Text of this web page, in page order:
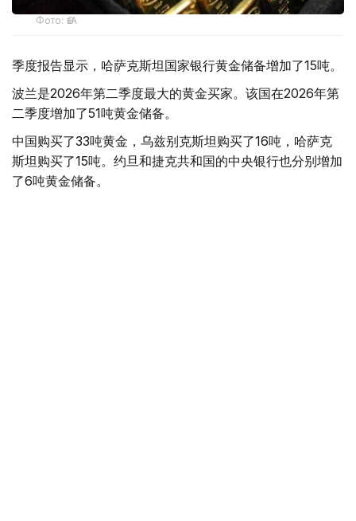
Фото: ӨзА
季度报告显示，哈萨克斯坦国家银行黄金储备增加了15吨。
波兰是2026年第二季度最大的黄金买家。该国在2026年第
二季度增加了51吨黄金储备。
中国购买了33吨黄金，乌兹别克斯坦购买了16吨，哈萨克
斯坦购买了15吨。约旦和捷克共和国的中央银行也分别增加
了6吨黄金储备。